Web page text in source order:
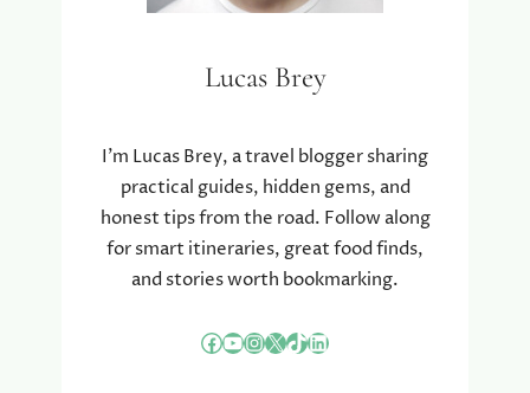
Lucas Brey
I’m Lucas Brey, a travel blogger sharing
practical guides, hidden gems, and
honest tips from the road. Follow along
for smart itineraries, great food finds,
and stories worth bookmarking.
Facebook YouTube InstagramX TikTok LinkedIn